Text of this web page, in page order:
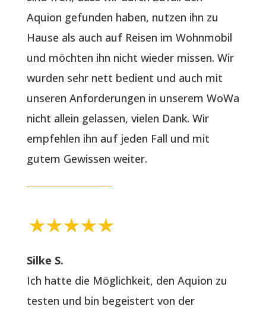
Aquion gefunden haben, nutzen ihn zu
Hause als auch auf Reisen im Wohnmobil
und möchten ihn nicht wieder missen. Wir
wurden sehr nett bedient und auch mit
unseren Anforderungen in unserem WoWa
nicht allein gelassen, vielen Dank. Wir
empfehlen ihn auf jeden Fall und mit
gutem Gewissen weiter.
Silke S.
Ich hatte die Möglichkeit, den Aquion zu
testen und bin begeistert von der